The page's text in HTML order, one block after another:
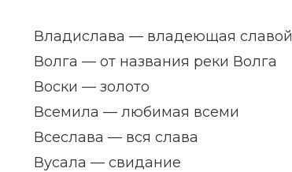
Владислава — владеющая славой
Волга — от названия реки Волга
Воски — золото
Всемила — любимая всеми
Всеслава — вся слава
Вусала — свидание